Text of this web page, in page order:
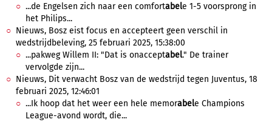
...de Engelsen zich naar een comfortabele 1-5 voorsprong in
het Philips...
Nieuws, Bosz eist focus en accepteert geen verschil in
wedstrijdbeleving, 25 februari 2025, 15:38:00
...pakweg Willem II: "Dat is onacceptabel." De trainer
vervolgde zijn...
Nieuws, Dit verwacht Bosz van de wedstrijd tegen Juventus, 18
februari 2025, 12:46:01
...Ik hoop dat het weer een hele memorabele Champions
League-avond wordt, die...